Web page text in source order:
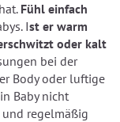
Fühl einfach
Ist er warm
oder kalt
bei der
Body oder luftige
Baby nicht
regelmäßig